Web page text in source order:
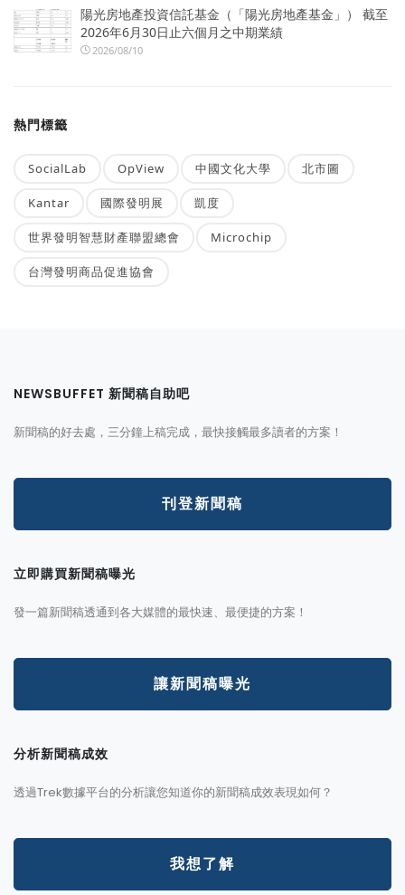
陽光房地產投資信託基金（「陽光房地產基金」） 截至
2026年6月30日止六個月之中期業績
2026/08/10
熱門標籤
SocialLab OpView 中國文化大學 北市圖
Kantar 國際發明展 凱度
世界發明智慧財產聯盟總會 Microchip
台灣發明商品促進協會
NEWSBUFFET 新聞稿自助吧
新聞稿的好去處，三分鐘上稿完成，最快接觸最多讀者的方案！
刊登新聞稿
立即購買新聞稿曝光
發一篇新聞稿透通到各大媒體的最快速、最便捷的方案！
讓新聞稿曝光
分析新聞稿成效
透過Trek數據平台的分析讓您知道你的新聞稿成效表現如何？
我想了解